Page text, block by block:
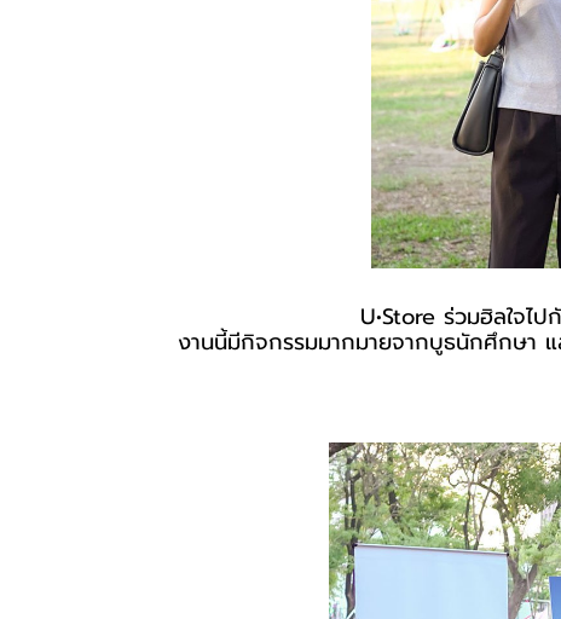
U•Store ร่วมฮิลใจ
งานนี้มีกิจกรรมมากมายจากบูธนักศึกษา